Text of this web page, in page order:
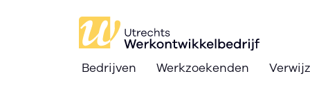
Bedrijven Werkzoekenden